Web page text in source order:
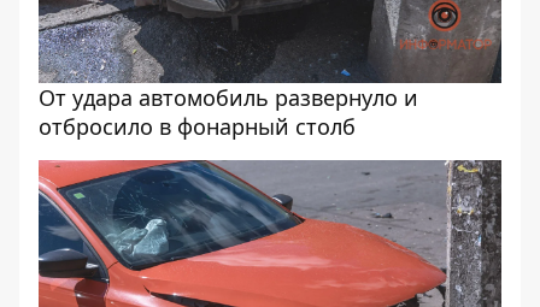
От удара автомобиль развернуло и
отбросило в фонарный столб